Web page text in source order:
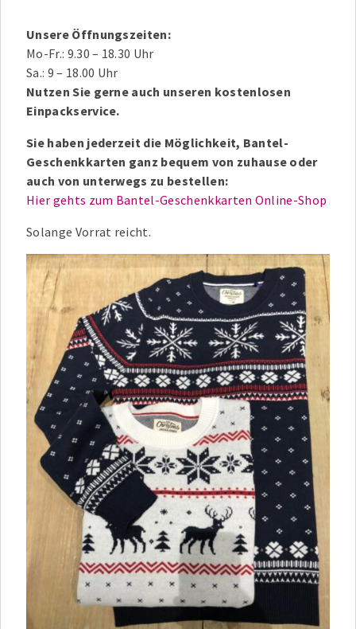
Unsere Öffnungszeiten:
Mo-Fr.: 9.30 – 18.30 Uhr
Sa.: 9 – 18.00 Uhr
Nutzen Sie gerne auch unseren kostenlosen
Einpackservice.
Sie haben jederzeit die Möglichkeit, Bantel-
Geschenkkarten ganz bequem von zuhause oder
auch von unterwegs zu bestellen:
Hier gehts zum Bantel-Geschenkkarten Online-Shop
Solange Vorrat reicht.